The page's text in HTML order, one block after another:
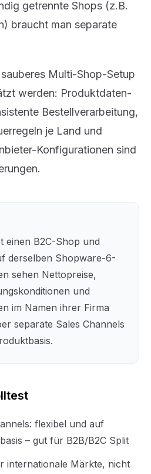
getrennte Shops (z.B.
braucht man separate
Multi-Shop-Setup
werden: Produktdaten-
Bestellverarbeitung,
je Land und
Konfigurationen sind
einen B2C-Shop und
derselben Shopware-6-
sehen Nettopreise,
und
im Namen ihrer Firma
separate Sales Channels
flexibel und auf
– gut für B2B/B2C Split
internationale Märkte, nicht